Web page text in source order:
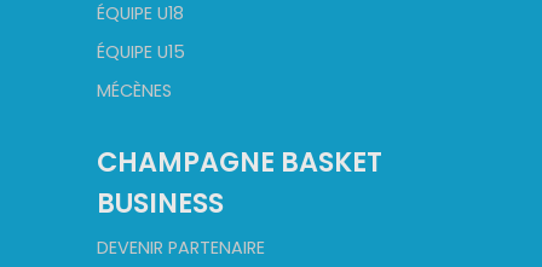
ÉQUIPE U18
ÉQUIPE U15
MÉCÈNES
CHAMPAGNE BASKET
BUSINESS
DEVENIR PARTENAIRE